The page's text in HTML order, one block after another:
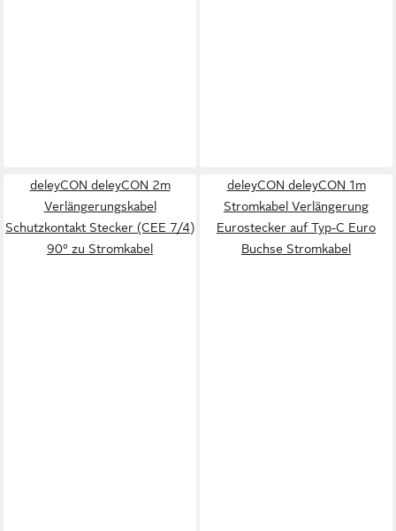
deleyCON deleyCON 2m
Verlängerungskabel
Schutzkontakt Stecker (CEE 7/4)
90° zu Stromkabel
deleyCON deleyCON 1m
Stromkabel Verlängerung
Eurostecker auf Typ-C Euro
Buchse Stromkabel